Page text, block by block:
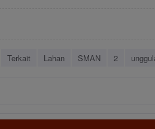
Terkait Lahan SMAN 2